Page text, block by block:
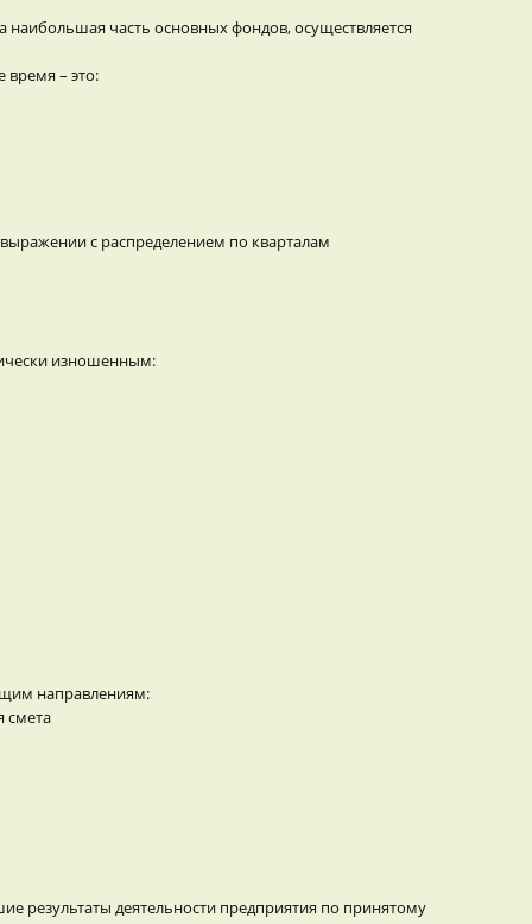
часть основных фондов, осуществляется
время – это:
с распределением по кварталам
изношенным:
направлениям:
смета
результаты деятельности предприятия по принятому